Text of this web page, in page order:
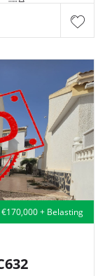
€170,000 + Belasting